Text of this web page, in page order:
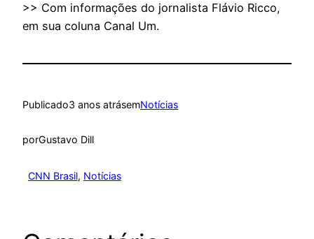
>> Com informações do jornalista Flávio Ricco,
em sua coluna Canal Um.
Publicado3 anos atrásemNotícias
porGustavo Dill
CNN Brasil, Notícias